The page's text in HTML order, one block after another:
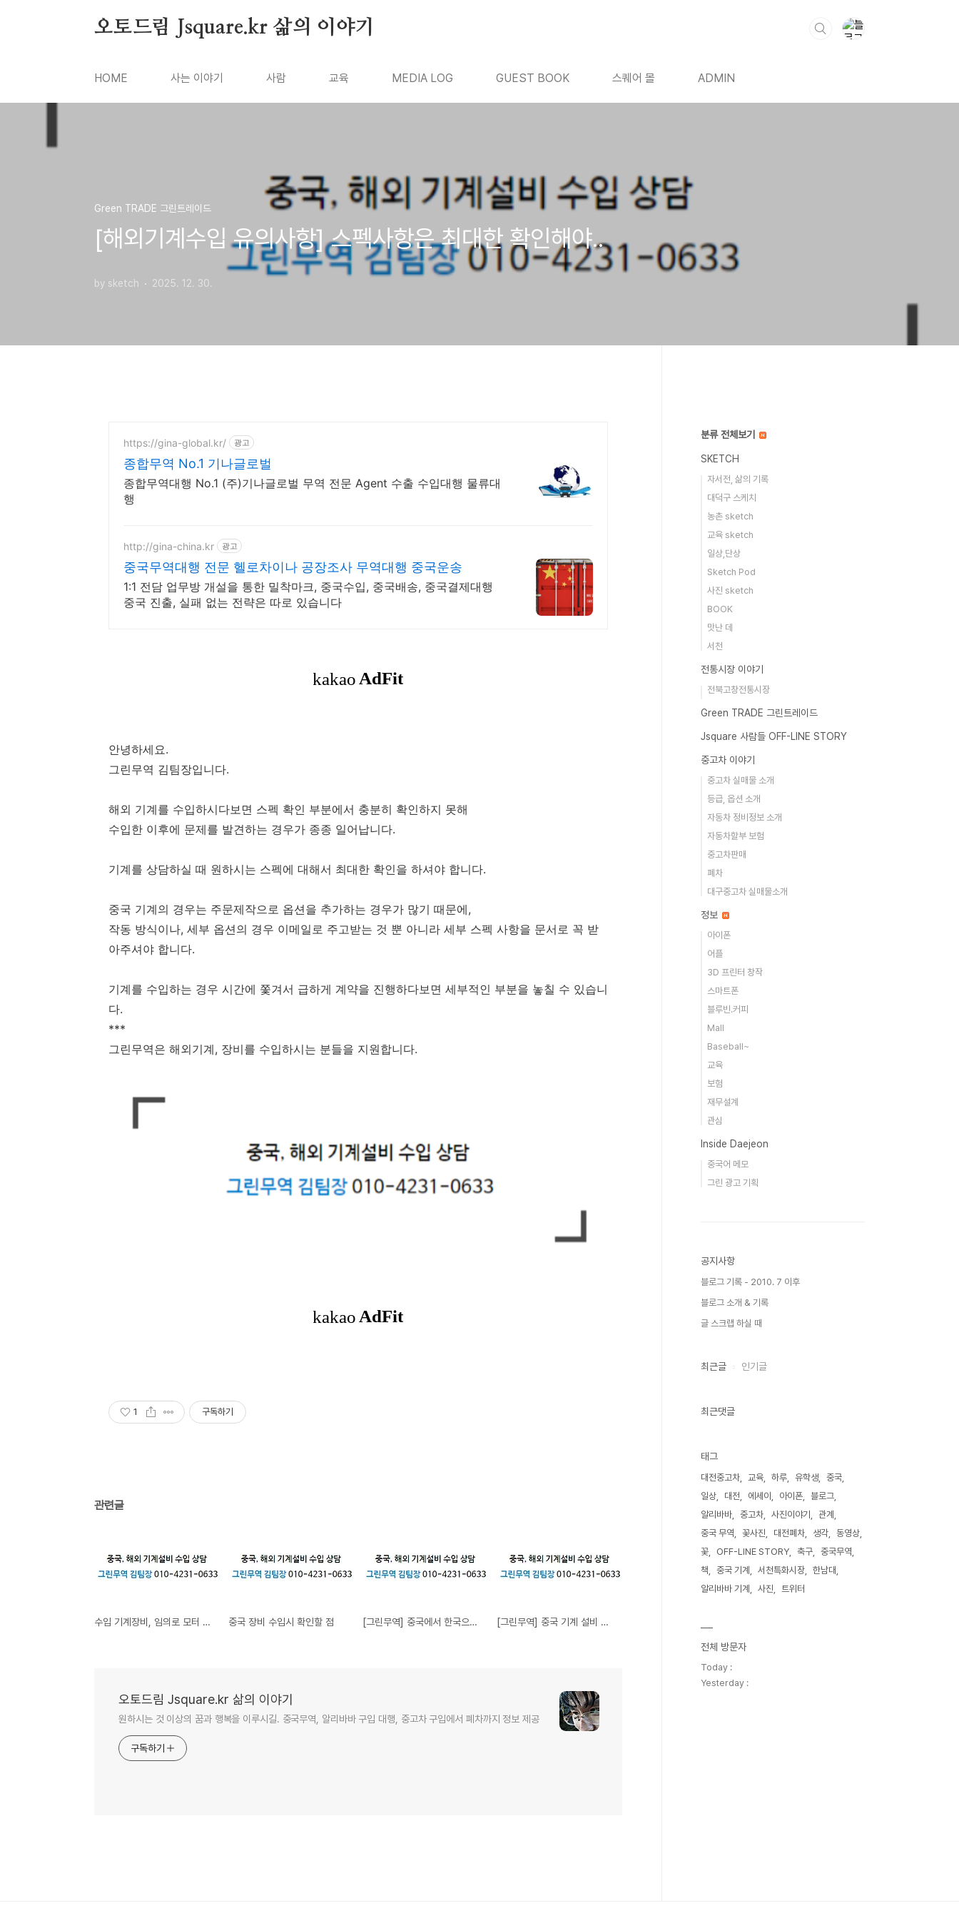
오토드림 Jsquare.kr 삶의 이야기
HOME 사는 이야기 사람 교육 MEDIA LOG GUEST BOOK 스퀘어 몰 ADMIN
Green TRADE 그린트레이드
[해외기계수입 유의사항] 스펙사항은 최대한 확인해야..
by sketch 2025. 12. 30.
https://gina-global.kr/ 광고
종합무역 No.1 기나글로벌
종합무역대행 No.1 (주)기나글로벌 무역 전문 Agent 수출 수입대행 물류대
행
http://gina-china.kr 광고
중국무역대행 전문 헬로차이나 공장조사 무역대행 중국운송
1:1 전담 업무방 개설을 통한 밀착마크, 중국수입, 중국배송, 중국결제대행
중국 진출, 실패 없는 전략은 따로 있습니다
안녕하세요.
그린무역 김팀장입니다.
해외 기계를 수입하시다보면 스펙 확인 부분에서 충분히 확인하지 못해
수입한 이후에 문제를 발견하는 경우가 종종 일어납니다.
기계를 상담하실 때 원하시는 스펙에 대해서 최대한 확인을 하셔야 합니다.
중국 기계의 경우는 주문제작으로 옵션을 추가하는 경우가 많기 때문에,
작동 방식이나, 세부 옵션의 경우 이메일로 주고받는 것 뿐 아니라 세부 스펙 사항을 문서로 꼭 받
아주셔야 합니다.
기계를 수입하는 경우 시간에 쫓겨서 급하게 계약을 진행하다보면 세부적인 부분을 놓칠 수 있습니
다.
***
그린무역은 해외기계, 장비를 수입하시는 분들을 지원합니다.
1 구독하기
관련글
수입 기계장비, 임의로 모터 바꾸지 말아야.. 중국 장비 수입시 확인할 점 [그린무역] 중국에서 한국으로 콘테이너 보낼 때 물류가격 비교해보세요. [그린무역] 중국 기계 설비 수입시 더 자세하게 확인이 필요한 이유.
오토드림 Jsquare.kr 삶의 이야기
원하시는 것 이상의 꿈과 행복을 이루시길. 중국무역, 알리바바 구입 대행, 중고차 구입에서 폐차까지 정보 제공
구독하기
분류 전체보기
SKETCH
자서전, 삶의 기록
대덕구 스케치
농촌 sketch
교육 sketch
일상,단상
Sketch Pod
사진 sketch
BOOK
맛난 데
서천
전통시장 이야기
전북고창전통시장
Green TRADE 그린트레이드
Jsquare 사람들 OFF-LINE STORY
중고차 이야기
중고차 실매물 소개
등급, 옵션 소개
자동차 정비정보 소개
자동차할부 보험
중고차판매
폐차
대구중고차 실매물소개
정보
아이폰
어플
3D 프린터 창작
스마트폰
블루빈.커피
Mall
Baseball~
교육
보험
재무설계
관심
Inside Daejeon
중국어 메모
그린 광고 기획
공지사항
블로그 기록 - 2010. 7 이후
블로그 소개 & 기록
글 스크랩 하실 때
최근글 인기글
최근댓글
태그
대전중고차 교육 하루 유학생
중국
일상
대전 에세이 아이폰
블로그
알리바바
중고차 사진이야기
관계
중국 무역
꽃사진 대전폐차 생각
동영상
꽃
OFF-LINE STORY 축구
중국무역
책
중국 기계 서천특화시장
한남대
알리바바 기계
사진 트위터
전체 방문자
Today :
Yesterday :